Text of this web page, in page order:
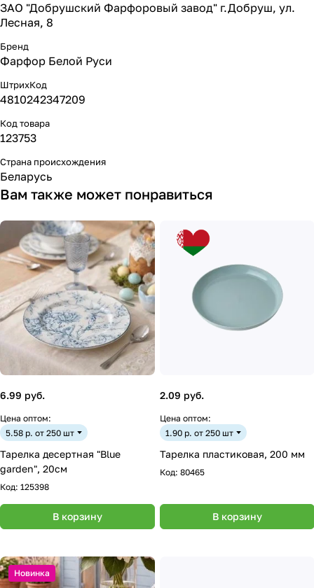
ЗАО "Добрушский Фарфоровый завод" г.Добруш, ул.
Лесная, 8
Бренд
Фарфор Белой Руси
ШтрихКод
4810242347209
Код товара
123753
Страна происхождения
Беларусь
Вам также может понравиться
6.99 руб.
Цена оптом:
5.58 р. от 250 шт
Тарелка десертная "Blue
garden", 20см
Код: 125398
В корзину
2.09 руб.
Цена оптом:
1.90 р. от 250 шт
Тарелка пластиковая, 200 мм
Код: 80465
В корзину
Новинка